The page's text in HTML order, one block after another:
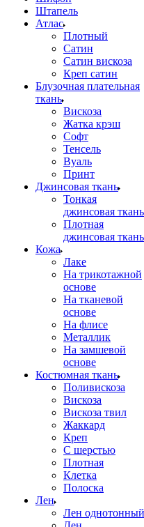
Штапель
Атлас
Плотный
Сатин
Сатин вискоза
Креп сатин
Блузочная плательная
ткань
Вискоза
Жатка крэш
Софт
Тенсель
Вуаль
Принт
Джинсовая ткань
Тонкая
джинсовая ткань
Плотная
джинсовая ткань
Кожа
Лаке
На трикотажной
основе
На тканевой
основе
На флисе
Металлик
На замшевой
основе
Костюмная ткань
Поливискоза
Вискоза
Вискоза твил
Жаккард
Креп
С шерстью
Плотная
Клетка
Полоска
Лен
Лен однотонный